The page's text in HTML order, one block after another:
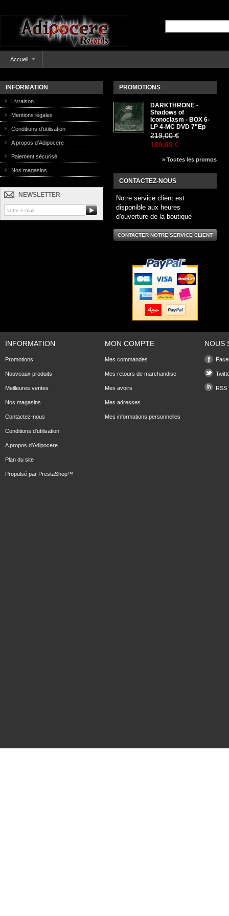
Accueil
INFORMATION
Livraison
Mentions légales
Conditions d'utilisation
A propos d'Adipocere
Paiement sécurisé
Nos magasins
NEWSLETTER
PROMOTIONS
DARKTHRONE -
Shadows of
Iconoclasm - BOX 6-
LP 4-MC DVD 7"Ep
219,00 €
189,00 €
» Toutes les promos
CONTACTEZ-NOUS
Notre service client est
disponible aux heures
d'ouverture de la boutique
CONTACTER NOTRE SERVICE CLIENT
INFORMATION
Promotions
Nouveaux produits
Meilleures ventes
Nos magasins
Contactez-nous
Conditions d'utilisation
A propos d'Adipocere
Plan du site
Propulsé par PrestaShop™
MON COMPTE
Mes commandes
Mes retours de marchandise
Mes avoirs
Mes adresses
Mes informations personnelles
NOUS
RSS